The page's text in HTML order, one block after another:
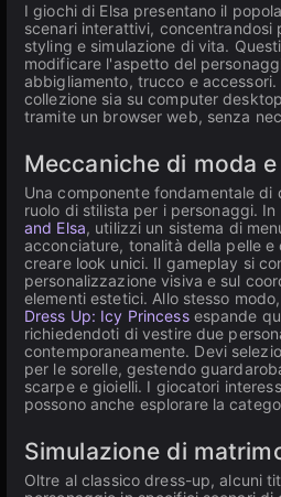
I giochi di Elsa presentano il
scenari interattivi, concentrandosi
styling e simulazione di vita.
modificare l'aspetto del
abbigliamento, trucco e
collezione sia su computer
tramite un browser web, senza
Meccaniche di moda
Una componente fondamentale
ruolo di stilista per i personaggi. In
and Elsa, utilizzi un sistema di
acconciature, tonalità della pelle
creare look unici. Il gameplay si
personalizzazione visiva e sul
elementi estetici. Allo stesso modo,
Dress Up: Icy Princessespande
richiedendoti di vestire due
contemporaneamente. Devi
per le sorelle, gestendo
scarpe e gioielli. I giocatori
possono anche esplorare la
Simulazione di
Oltre al classico dress-up, alcuni